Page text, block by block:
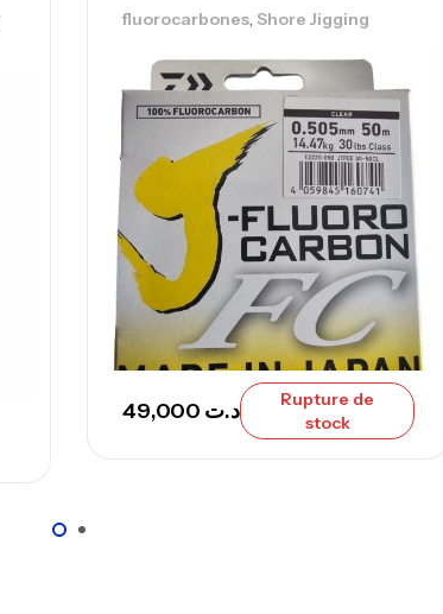
Canne Sunset
– 300 G
Cannes ,
د.ت768,000
د.ت 692,000
Canne Sunset
– 300 G
Cannes,
د.ت
د.ت
fluorocarbones, Shore Jigging
د.ت
Rupture de
stock